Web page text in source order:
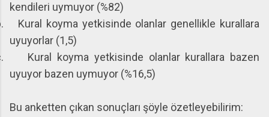
kendileri uymuyor (%82)
Kural koyma yetkisinde olanlar genellikle kurallara
uyuyorlar (1,5)
Kural koyma yetkisinde olanlar kurallara bazen
uyuyor bazen uymuyor (%16,5)
Bu anketten çıkan sonuçları şöyle özetleyebilirim: